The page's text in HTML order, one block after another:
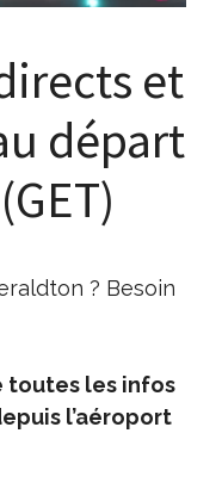
et
départ
? Besoin
toutes les infos
l’aéroport